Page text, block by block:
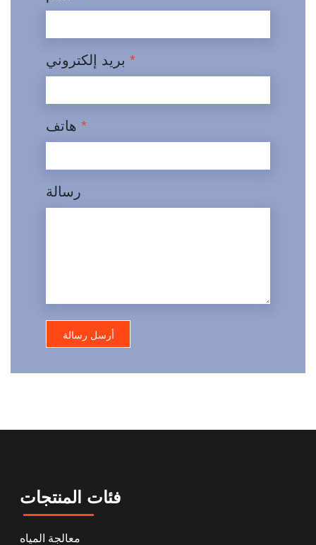
*
*
رسالة
فئات المنتجات
معالجة المياه